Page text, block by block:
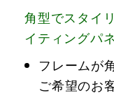
角型でスタイ
イティングパ
フレームが
ご希望のお